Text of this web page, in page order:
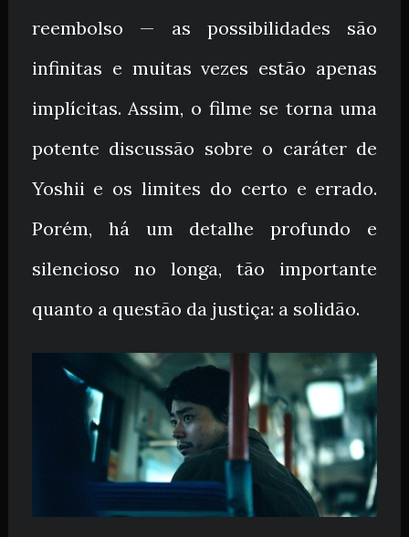
reembolso — as possibilidades são
infinitas e muitas vezes estão apenas
implícitas. Assim, o filme se torna uma
potente discussão sobre o caráter de
Yoshii e os limites do certo e errado.
Porém, há um detalhe profundo e
silencioso no longa, tão importante
quanto a questão da justiça: a solidão.